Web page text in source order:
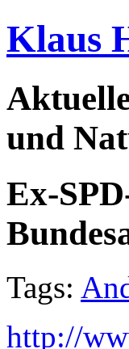
Klaus
und
Ex-
Tags:
http://